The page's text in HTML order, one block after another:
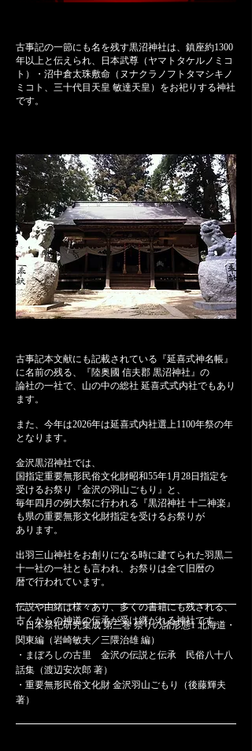
古事記の一節にも名を残す黒沼神社は、鎮座約1300
年以上と伝えられ、
日本武尊（ヤマトタケルノミコ
ト）・ 沼中倉太珠敷命（ヌナクラノフトタマシキノ
ミコト、三十代目天皇 敏達天皇） をお祀りする神社
です。
・日本祭祀研究集成 第三巻 祭りの諸形態1 北海道・
関東編（岩崎敏夫／三隈治雄 編）
・まぼろしの古里 金沢の伝説と伝承 民俗八十八
話集（渡辺安次郎 著）
・​重要無形民俗文化財 金沢羽山ごもり（後藤輝夫
著）
古事記本文献にも記載されている『延喜式神名帳』
に名前の残る、『陸奥國 信夫郡 黒沼神社』の
論社の一社で、山の中の総社 延喜式式内社でもあり
ます。
また、今年は2026年は延喜式内社選上1100年祭の年
となります。
​金沢黒沼神社では、
国指定重要無形民俗文化財昭和55年1月28日指定を
受けるお祭り
『金沢の羽山ごもり』と、
毎年四月の例大祭に行われる『黒沼神社 十二神楽』
も県の重要無形文化財指定を受けるお祭りが
あります。
出羽三山神社をお創りになる時に建てられた羽黒二
十一社の一社とも言われ、 お祭りは全て旧暦の
暦で行われています。
伝説や由緒は様々あり、多くの書籍にも残される、
古くからの神道の伝承が受け継がれる神社です。